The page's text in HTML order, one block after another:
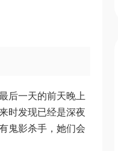
后一天的前天晚上
时发现已经是深夜
鬼影杀手，她们会